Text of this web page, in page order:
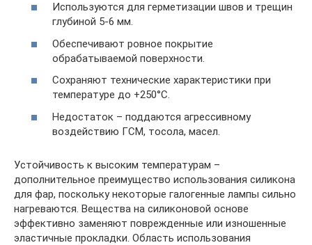
Используются для герметизации швов и трещин
глубиной 5-6 мм.
Обеспечивают ровное покрытие
обрабатываемой поверхности.
Сохраняют технические характеристики при
температуре до +250°C.
Недостаток – поддаются агрессивному
воздействию ГСМ, тосола, масел.
Устойчивость к высоким температурам –
дополнительное преимущество использования силикона
для фар, поскольку некоторые галогенные лампы сильно
нагреваются. Вещества на силиконовой основе
эффективно заменяют поврежденные или изношенные
эластичные прокладки. Область использования